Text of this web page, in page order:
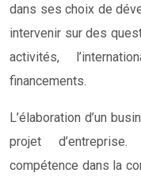
dans ses choix de
intervenir sur des
activités,
financements.
L’élaboration d’un
projet
compétence dans la